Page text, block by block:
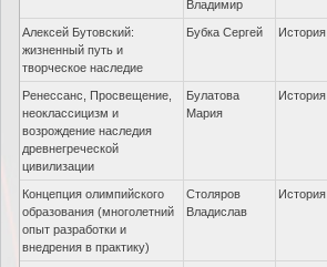
Владимир
Алексей Бутовский:
жизненный путь и
творческое наследие
Бубка Сергей История
Ренессанс, Просвещение,
неоклассицизм и
возрождение наследия
древнегреческой
цивилизации
Булатова
Мария
История
Концепция олимпийского
образования (многолетний
опыт разработки и
внедрения в практику)
Столяров
Владислав
История